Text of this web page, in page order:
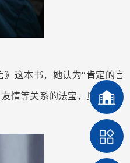
这本书，她认为“肯定的言
情等关系的法宝，具备很强